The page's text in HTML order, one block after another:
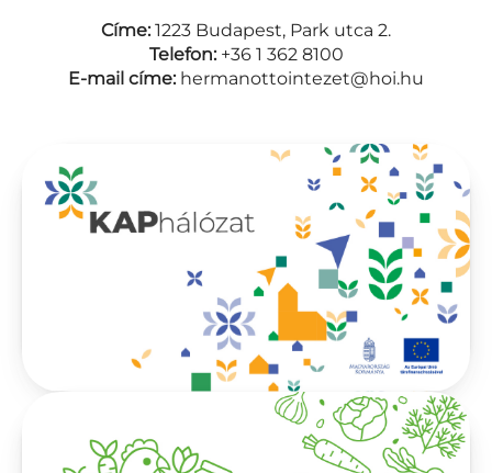
Címe: 1223 Budapest, Park utca 2.
Telefon:+36 1 362 8100
E-mail címe: hermanottointezet@hoi.hu